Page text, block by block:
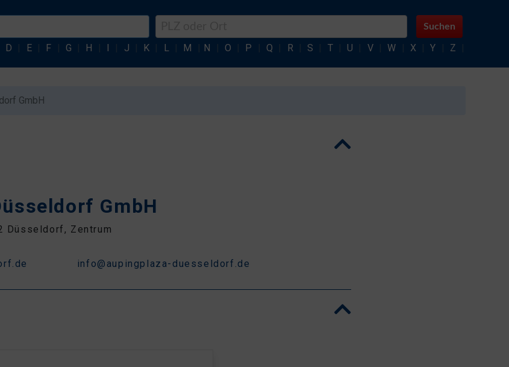
Suchen
D E F G H I J K L M N O P Q R S T U V W X Y Z
GmbH
GmbH
Düsseldorf, Zentrum
info@aupingplaza-duesseldorf.de